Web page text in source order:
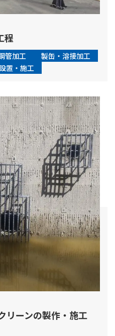
程
管加工
製缶・溶接加工
置・施工
リーンの製作・施工